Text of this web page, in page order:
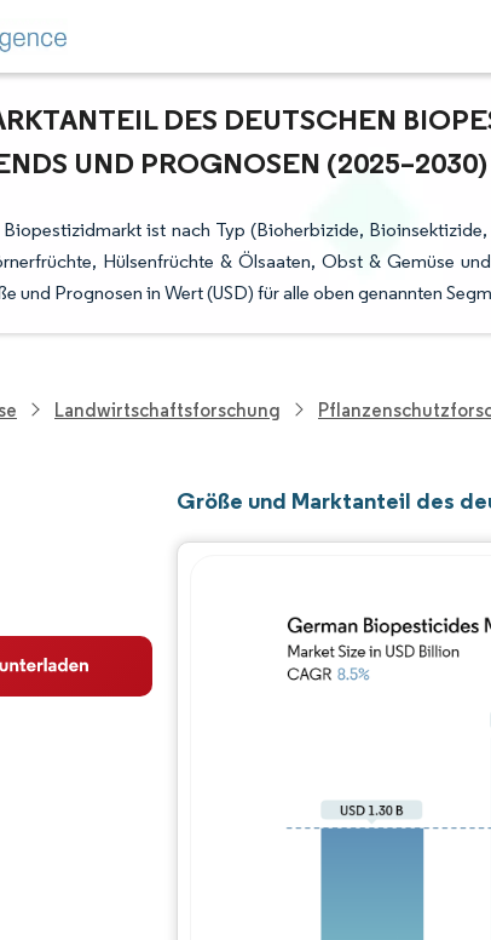
DES DEUTSCHEN
UND PROGNOSEN (2025–2030)
ist nach Typ (Bioherbizide,
Hülsenfrüchte & Ölsaaten, Obst & Gemüse
und Prognosen in Wert (USD) für alle oben genannten
Landwirtschaftsforschung
Größe und Marktanteil des